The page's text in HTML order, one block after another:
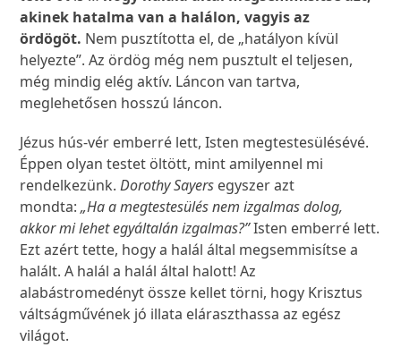
akinek hatalma van a halálon, vagyis az
ördögöt. Nem pusztította el, de „hatályon kívül
helyezte”. Az ördög még nem pusztult el teljesen,
még mindig elég aktív. Láncon van tartva,
meglehetősen hosszú láncon.
Jézus hús-vér emberré lett, Isten megtestesülésévé.
Éppen olyan testet öltött, mint amilyennel mi
rendelkezünk.Dorothy Sayers egyszer azt
mondta:„Ha a megtestesülés nem izgalmas dolog,
akkor mi lehet egyáltalán izgalmas?”Isten emberré lett.
Ezt azért tette, hogy a halál által megsemmisítse a
halált. A halál a halál által halott! Az
alabástromedényt össze kellet törni, hogy Krisztus
váltságművének jó illata eláraszthassa az egész
világot.